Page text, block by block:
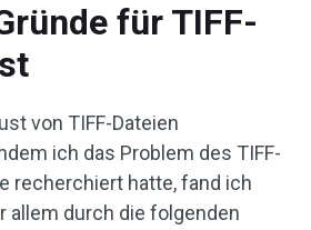
für TIFF-
von TIFF-Dateien
ich das Problem des TIFF-
recherchiert hatte, fand ich
allem durch die folgenden